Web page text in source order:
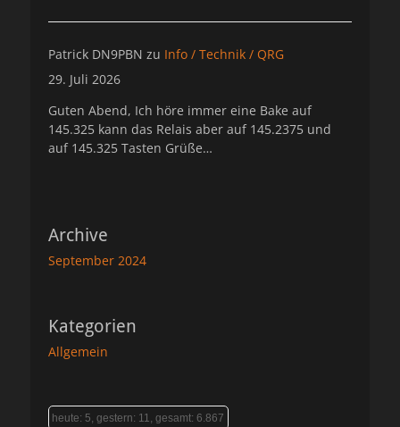
Patrick DN9PBN zu Info / Technik / QRG
29. Juli 2026
Guten Abend, Ich höre immer eine Bake auf
145.325 kann das Relais aber auf 145.2375 und
auf 145.325 Tasten Grüße…
Archive
September 2024
Kategorien
Allgemein
heute: 5, gestern: 11, gesamt: 6.867